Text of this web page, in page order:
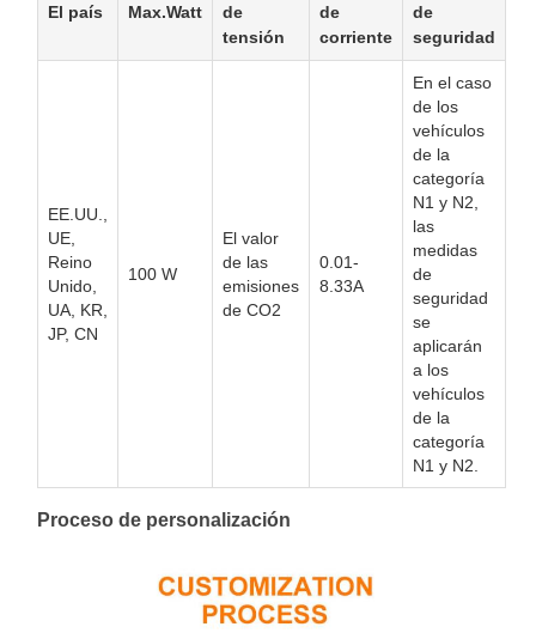
El país Max.Watt
de
tensión
de
corriente
de
seguridad
EE.UU.,
UE,
Reino
Unido,
UA, KR,
JP, CN
100 W
El valor
de las
emisiones
de CO2
0.01-
8.33A
En el caso
de los
vehículos
de la
categoría
N1 y N2,
las
medidas
de
seguridad
se
aplicarán
a los
vehículos
de la
categoría
N1 y N2.
Proceso de personalización